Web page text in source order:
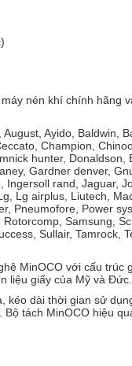
nén khí chính hãng
Ayido, Baldwin,
Champion,
hunter, Donaldson,
Gardner denver,
rand, Jaguar,
Lg airplus, Liutech,
Pneumofore, Power
Samsung,
Sullair, Tamrock,
MinOCO với cấu trúc
liệu giấy của Mỹ và Đức.
kéo dài thời gian sử
tách MinOCO hiệu